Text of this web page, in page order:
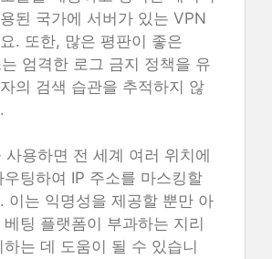
된 국가에 서버가 있는 VPN
. 또한, 많은 평판이 좋은
엄격한 로그 금지 정책을 유
의 검색 습관을 추적하지 않
사용하면 전 세계 여러 위치에
팅하여 IP 주소를 마스킹할
이는 익명성을 제공할 뿐만 아
베팅 플랫폼이 부과하는 지리
는 데 도움이 될 수 있습니